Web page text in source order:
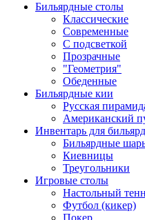
Бильярдные столы
Классические
Современные
С подсветкой
Прозрачные
"Геометрия"
Обеденные
Бильярдные кии
Русская
Американский
Инвентарь для
Бильярдные
Киевницы
Треугольники
Игровые столы
Настольный
Футбол (кикер)
Покер